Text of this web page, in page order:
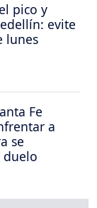
pico y
evite
lunes
Fe
a
se
duelo